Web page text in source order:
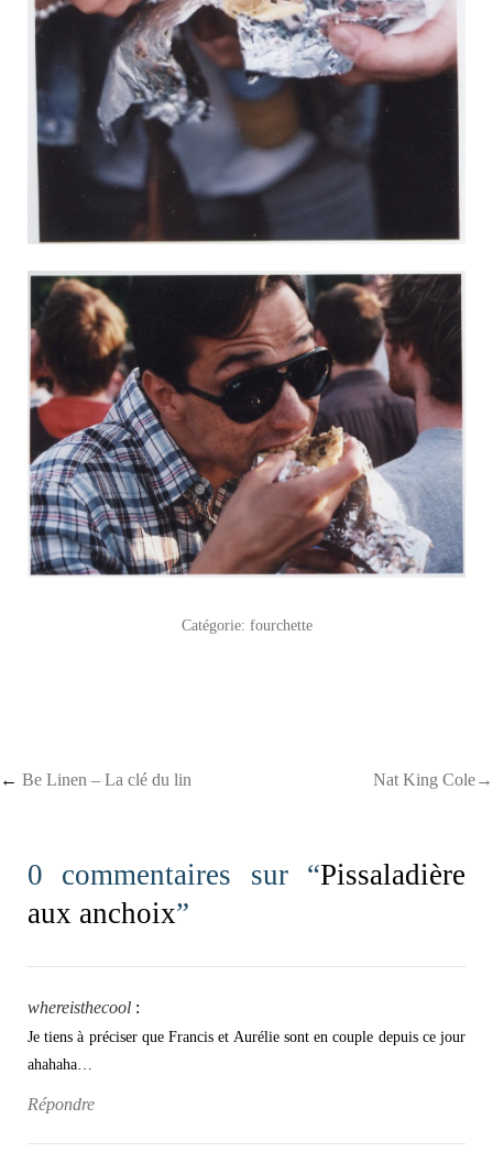
Catégorie: fourchette
Post navigation
← Be Linen – La clé du lin Nat King Cole→
0 commentaires sur “Pissaladière
aux anchoix”
whereisthecool :
Je tiens à préciser que Francis et Aurélie sont en couple depuis ce jour
ahahaha…
Répondre